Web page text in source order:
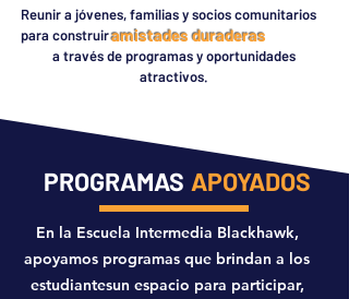
Reunir a jóvenes, familias y socios comunitarios
para construir
a través de programas y oportunidades
atractivos.
amistades duraderas
PROGRAMAS APOYADOS
En la Escuela Intermedia Blackhawk,
apoyamos programas que brindan a los
estudiantesun espacio para participar,